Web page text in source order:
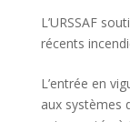
L’URSSAF
récents
L’entrée en
aux systèmes